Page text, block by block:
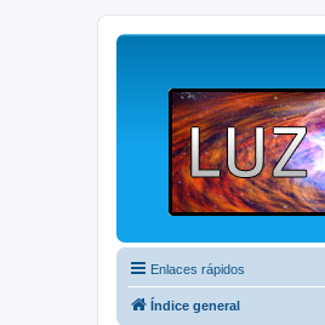
Enlaces rápidos
Índice general